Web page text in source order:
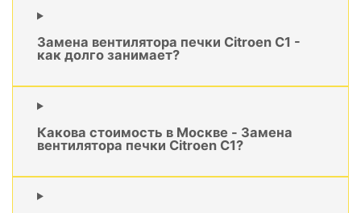
Замена вентилятора печки Citroen C1 -
как долго занимает?
Какова стоимость в Москве - Замена
вентилятора печки Citroen C1?